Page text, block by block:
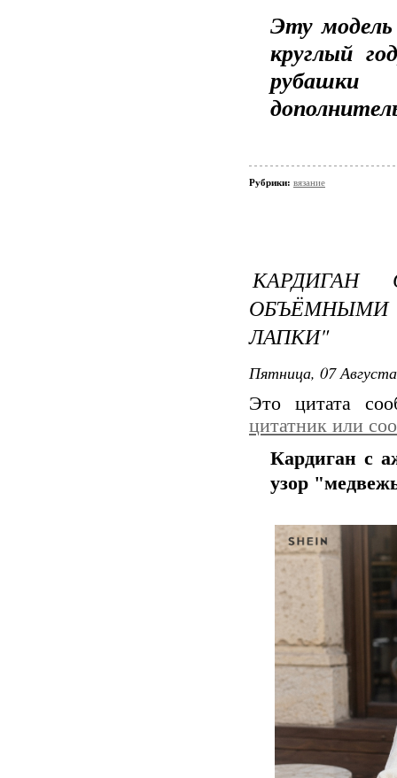
Эту
круглый
рубашки
Рубрики: вязание
ОБЪЁМНЫМИ
ЛАПКИ"
Пятница, 07
Это цитата
цитатник или
Кардиган с
узор